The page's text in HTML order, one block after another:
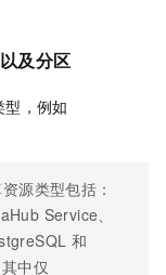
及分区
，例如
源类型包括：
Service、
和
中仅